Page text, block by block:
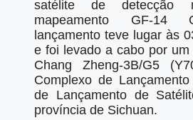
satélite de detecção
mapeamento GF-14
lançamento teve lugar às
e foi levado a cabo por um
Chang Zheng-3B/G5
Complexo de
de Lançamento de
província de Sichuan.